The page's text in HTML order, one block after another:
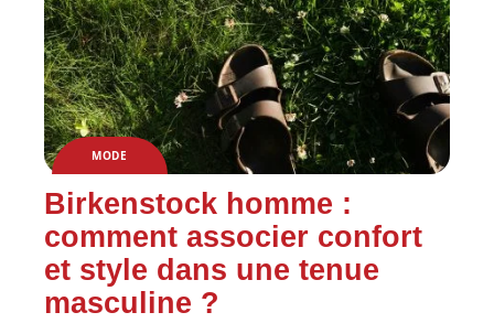
MODE
Birkenstock homme :
comment associer confort
et style dans une tenue
masculine ?